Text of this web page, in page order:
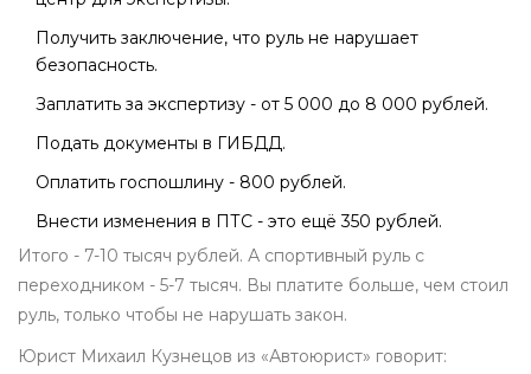
Получить заключение, что руль не нарушает
безопасность.
Заплатить за экспертизу - от 5 000 до 8 000 рублей.
Подать документы в ГИБДД.
Оплатить госпошлину - 800 рублей.
Внести изменения в ПТС - это ещё 350 рублей.
Итого - 7-10 тысяч рублей. А спортивный руль с
переходником - 5-7 тысяч. Вы платите больше, чем стоил
руль, только чтобы не нарушать закон.
Юрист Михаил Кузнецов из «Автоюрист» говорит: